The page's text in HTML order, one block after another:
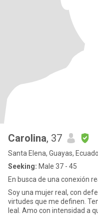
Carolina, 37
Santa Elena, Guayas,
Seeking: Male 37 - 45
En busca de una conexión
Soy una mujer real, con
virtudes que me definen.
leal. Amo con intensidad a